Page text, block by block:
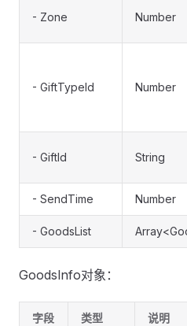
- Zone Number
- GiftTypeId Number
- GiftId String
- SendTime Number
- GoodsList
GoodsInfo对象：
字段 类型 说明